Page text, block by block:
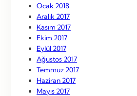
Ocak 2018
Aralık 2017
Kasım 2017
Ekim 2017
Eylül 2017
Ağustos 2017
Temmuz 2017
Haziran 2017
Mayıs 2017